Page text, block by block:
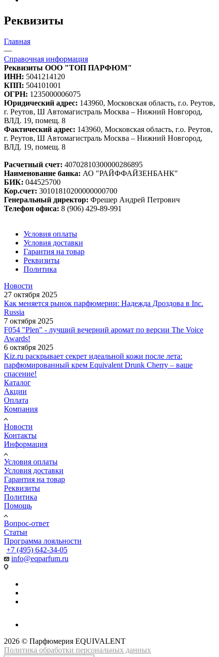
Реквизиты
Главная
—
Справочная информация
Реквизиты ООО "ТОП ПАРФЮМ"
ИНН: 5041214120
КПП: 504101001
ОГРН: 1235000006075
Юридический адрес: 143960, Московская область, г.о. Реутов,
г. Реутов, Ш Автомагистраль Москва – Нижний Новгород,
ВЛД. 19, помещ. 8
Фактический адрес: 143960, Московская область, г.о. Реутов,
г. Реутов, Ш Автомагистраль Москва – Нижний Новгород,
ВЛД. 19, помещ. 8
Расчетный счет: 40702810300000286895
Наименование банка: АО "РАЙФФАЙЗЕНБАНК"
БИК: 044525700
Кор.счет: 30101810200000000700
Генеральный директор: Фрешер Андрей Петрович
Телефон офиса: ‭8 (906) 429-89-99‬1
Условия оплаты
Условия доставки
Гарантия на товар
Реквизиты
Политика
Новости
27 октября 2025
Как меняется рынок парфюмерии: Надежда Дроздова в Inc.
Russia
7 октября 2025
F054 "Plen" - лучший вечерний аромат по версии The Voice
Awards!
6 октября 2025
Kiz.ru раскрывает секрет идеальной кожи после лета:
парфюмированный крем Equivalent Drunk Cherry – ваше
спасение!
Каталог
Акции
Оплата
Компания
Новости
Контакты
Информация
Условия оплаты
Условия доставки
Гарантия на товар
Реквизиты
Политика
Помощь
Вопрос-ответ
Статьи
Программа лояльности
+7 (495) 642-34-05
info@eqparfum.ru
2026 © Парфюмерия EQUIVALENT
Политика обработки персональных данных